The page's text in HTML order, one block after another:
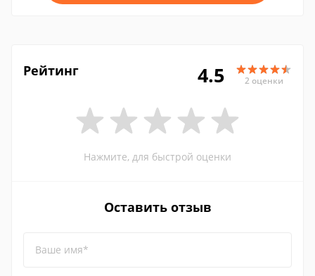
Рейтинг 4.5 2 оценки
Нажмите, для быстрой оценки
Оставить отзыв
Ваше имя*